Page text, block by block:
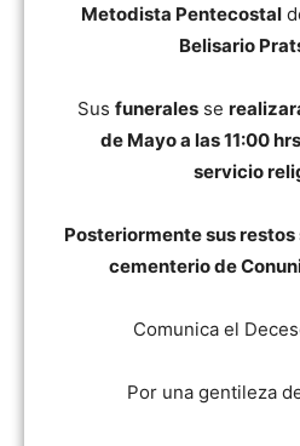
Metodista Pentecostal
Belisario
Sus funeralesse
de Mayo a las 11:00
servicio
Posteriormente sus
cementerio de
Comunica el
Por una gentileza